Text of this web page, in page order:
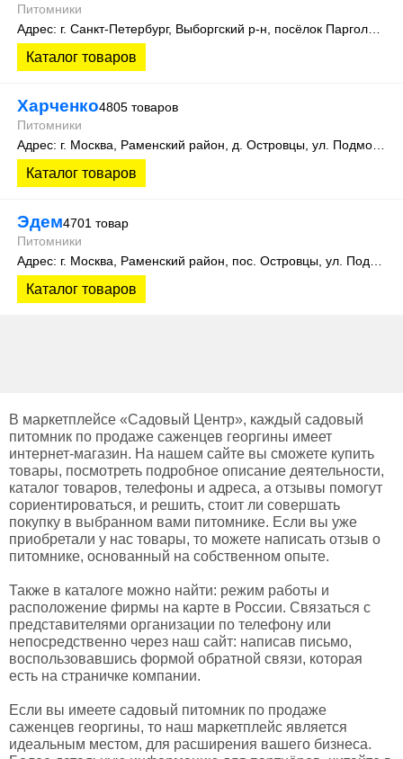
Питомники
Каталог товаров
Харченко4805 товаров
Питомники
Каталог товаров
Эдем4701 товар
Питомники
Каталог товаров
В маркетплейсе «Садовый Центр», каждый садовый
питомник по продаже саженцев георгины имеет
интернет-магазин. На нашем сайте вы сможете купить
товары, посмотреть подробное описание деятельности,
каталог товаров, телефоны и адреса, а отзывы помогут
сориентироваться, и решить, стоит ли совершать
покупку в выбранном вами питомнике. Если вы уже
приобретали у нас товары, то можете написать отзыв о
питомнике, основанный на собственном опыте.
Также в каталоге можно найти: режим работы и
расположение фирмы на карте в России. Связаться с
представителями организации по телефону или
непосредственно через наш сайт: написав письмо,
воспользовавшись формой обратной связи, которая
есть на страничке компании.
Если вы имеете садовый питомник по продаже
саженцев георгины, то наш маркетплейс является
идеальным местом, для расширения вашего бизнеса.